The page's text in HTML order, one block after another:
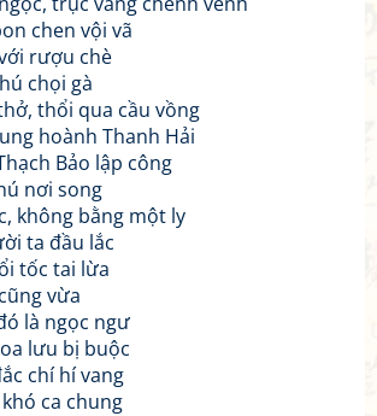
chen vội vã
rượu chè
chọi gà
thổi qua cầu vồng
hoành Thanh Hải
Bảo lập công
nơi song
không bằng một ly
ta đầu lắc
tốc tai lừa
vừa
là ngọc ngư
lưu bị buộc
chí hí vang
ca chung